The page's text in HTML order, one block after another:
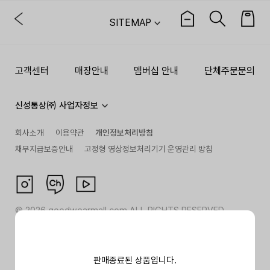
판매종료된 상품입니다.
SITEMAP
고객센터 매장안내 멤버십 안내 단체주문문의
신성통상㈜ 사업자정보
회사소개 이용약관
개인정보처리방침
채무지급보증안내
고정형 영상정보처리기기 운영관리 방침
©2026goodwearmall.com ALL RIGHTS RESERVED